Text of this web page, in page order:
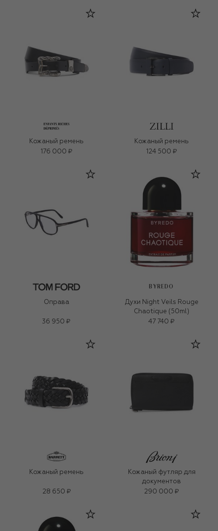
Кожаный ремень
176 000 ₽
Кожаный ремень
124 500 ₽
Оправа
36 950 ₽
BYREDO
Духи Night Veils Rouge
Chaotique (50ml)
47 740 ₽
Кожаный ремень
28 650 ₽
Кожаный футляр для
документов
290 000 ₽